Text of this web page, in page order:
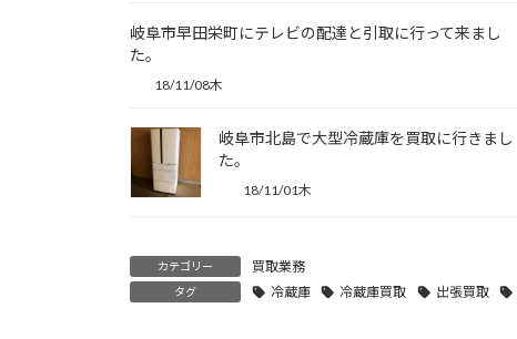
岐阜市早田栄町にテレビの配達と引取に行って来まし
た。
18/11/08木
岐阜市北島で大型冷蔵庫を買取に行きまし
た。
18/11/01木
カテゴリー 買取業務
タグ 冷蔵庫 冷蔵庫買取 出張買取